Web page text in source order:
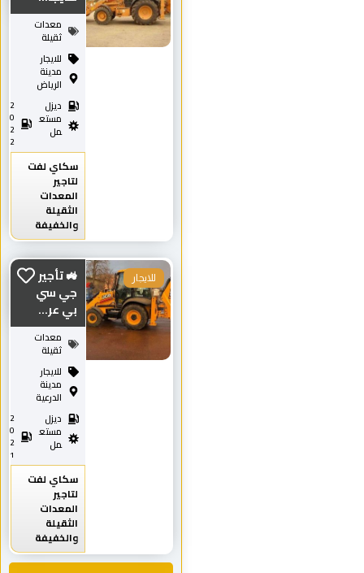
معدات
ثقيلة
للايجار
مدينة
الرياض
ديزل
مستع
مل
2
0
2
2
سكاي لفت
لتاجير
المعدات
الثقيلة
والخفيفة
🚜 تأجير
جي سي
بي عر...
معدات
ثقيلة
للايجار
مدينة
الدرعية
ديزل
مستع
مل
2
0
2
سكاي لفت
لتاجير
المعدات
الثقيلة
والخفيفة
للايجار